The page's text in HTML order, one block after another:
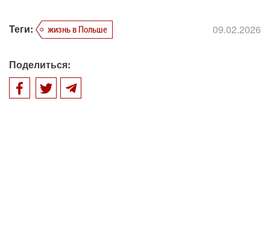
Теги: жизнь в Польше 09.02.2026
Поделиться: